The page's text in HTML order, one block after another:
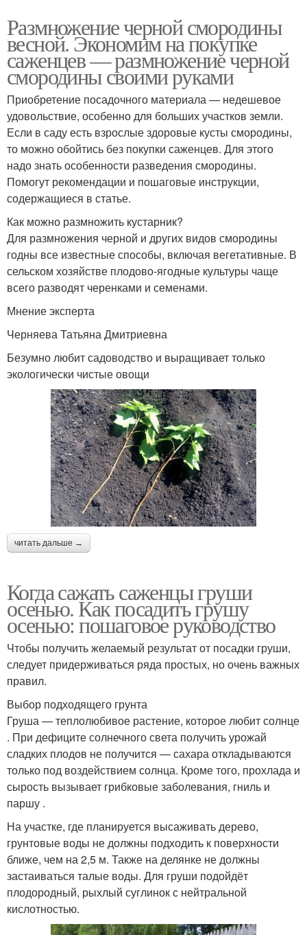
Размножение черной смородины
весной. Экономим на покупке
саженцев — размножение черной
смородины своими руками
Приобретение посадочного материала — недешевое
удовольствие, особенно для больших участков земли.
Если в саду есть взрослые здоровые кусты смородины,
то можно обойтись без покупки саженцев. Для этого
надо знать особенности разведения смородины.
Помогут рекомендации и пошаговые инструкции,
содержащиеся в статье.
Как можно размножить кустарник?
Для размножения черной и других видов смородины
годны все известные способы, включая вегетативные. В
сельском хозяйстве плодово-ягодные культуры чаще
всего разводят черенками и семенами.
Мнение эксперта
Черняева Татьяна Дмитриевна
Безумно любит садоводство и выращивает только
экологически чистые овощи
читать дальше →
Когда сажать саженцы груши
осенью. Как посадить грушу
осенью: пошаговое руководство
Чтобы получить желаемый результат от посадки груши,
следует придерживаться ряда простых, но очень важных
правил.
Выбор подходящего грунта
Груша — теплолюбивое растение, которое любит солнце
. При дефиците солнечного света получить урожай
сладких плодов не получится — сахара откладываются
только под воздействием солнца. Кроме того, прохлада и
сырость вызывает грибковые заболевания, гниль и
паршу .
На участке, где планируется высаживать дерево,
грунтовые воды не должны подходить к поверхности
ближе, чем на 2,5 м. Также на делянке не должны
застаиваться талые воды. Для груши подойдёт
плодородный, рыхлый суглинок с нейтральной
кислотностью.